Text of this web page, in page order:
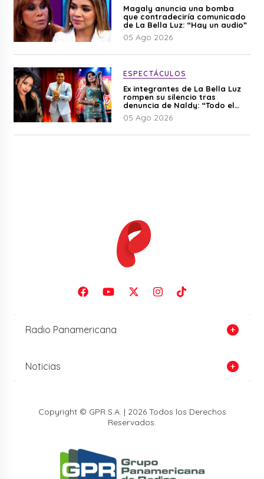
Magaly anuncia una bomba
que contradeciría comunicado
de La Bella Luz: “Hay un audio”
05 Ago 2026
ESPECTÁCULOS
Ex integrantes de La Bella Luz
rompen su silencio tras
denuncia de Naldy: “Todo el
mundo lo sabía”
05 Ago 2026
Radio Panamericana
Noticias
Copyright © GPR S.A. | 2026 Todos los Derechos
Reservados.